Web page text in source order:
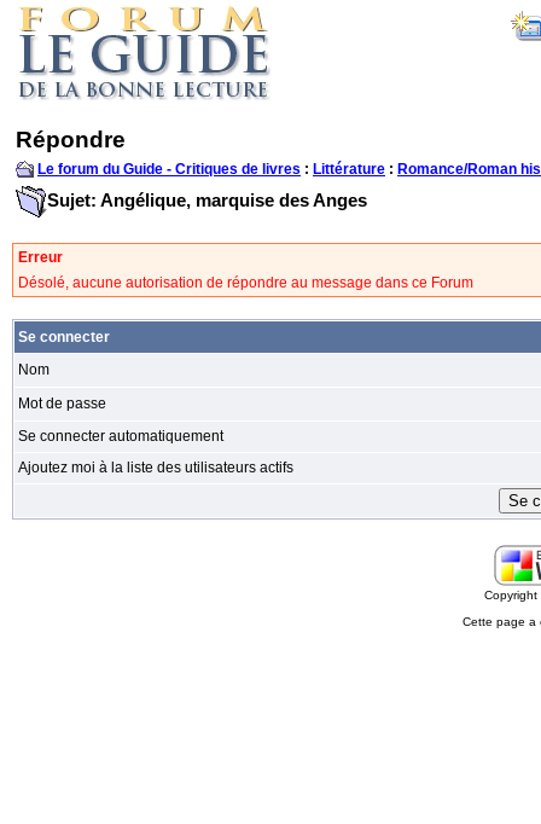
Répondre
Le forum du Guide - Critiques de livres : Littérature : Romance/Roman
Sujet: Angélique, marquise des Anges
Erreur
Désolé, aucune autorisation de répondre au message dans ce Forum
Se connecter
Nom
Mot de passe
Se connecter automatiquement
Ajoutez moi à la liste des utilisateurs actifs
Cette page a